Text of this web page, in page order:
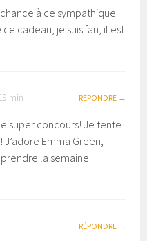
à ce sympathique
cadeau, je suis fan, il est
min RÉPONDRE
super concours! Je tente
Emma Green,
prendre la semaine
RÉPONDRE